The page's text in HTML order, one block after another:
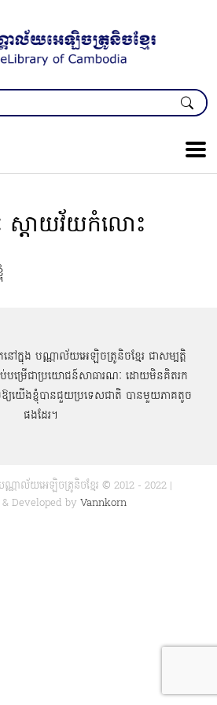
ស្ដាយវ័យកំលោះ
ក្នុង បណ្ណាល័យអេឡិចត្រូនិចខ្មែរ ជាសម្បតិ្ត
ប់បម្រើជាប្រយោជន៍សាធារណៈ ដោយមិនគិតរក
យយើងខ្ញុំបានជួយប្រទេសជាតិ បានមួយភាគតូច
ផងដែរ។
ណ្ណាល័យអេឡិចត្រូនិចខ្មែរ © 2012 - 2022 |
Developed by Vannkorn